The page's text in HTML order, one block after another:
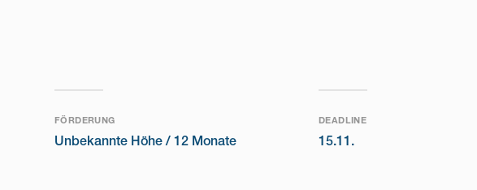
FÖRDERUNG
Unbekannte Höhe / 12 Monate
DEADLINE
15.11.